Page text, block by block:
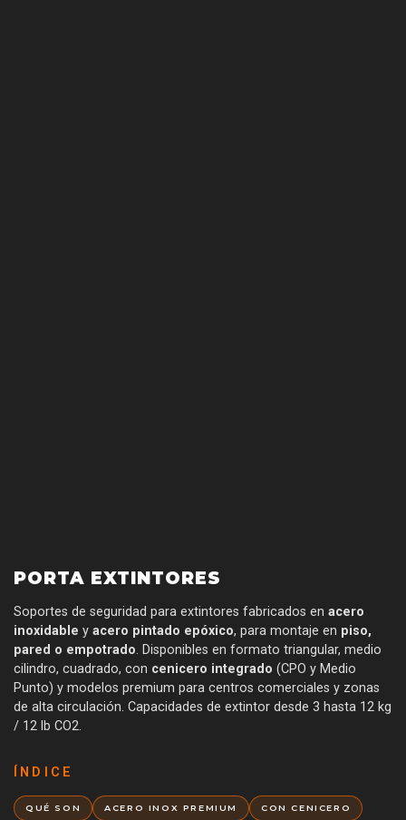
PORTA EXTINTORES
Soportes de seguridad para extintores fabricados en acero
inoxidable y acero pintado epóxico, para montaje en piso,
pared o empotrado. Disponibles en formato triangular, medio
cilindro, cuadrado, con cenicero integrado (CPO y Medio
Punto) y modelos premium para centros comerciales y zonas
de alta circulación. Capacidades de extintor desde 3 hasta 12 kg
/ 12 lb CO2.
ÍNDICE
QUÉ SON ACERO INOX PREMIUM CON CENICERO